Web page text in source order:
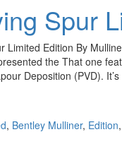
Spur
Limited Edition By
the That one
Deposition (PVD).
, Bentley Mulliner, Edition,